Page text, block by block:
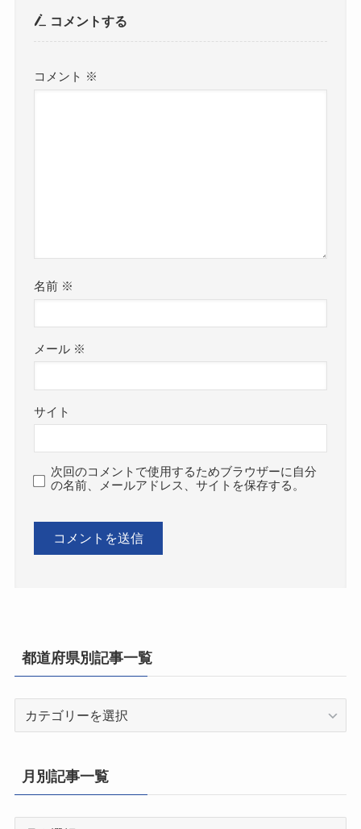
コメントする
コメント ※
名前 ※
メール ※
サイト
次回のコメントで使用するためブラウザーに自分
の名前、メールアドレス、サイトを保存する。
都道府県別記事一覧
県
別
月別記事一覧